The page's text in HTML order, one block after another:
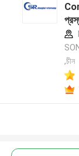
,চীন